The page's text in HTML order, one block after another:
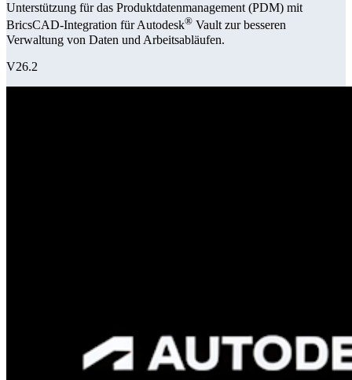
Unterstützung für das Produktdatenmanagement (PDM) mit
BricsCAD-Integration für Autodesk® Vault zur besseren
Verwaltung von Daten und Arbeitsabläufen.
V26.2